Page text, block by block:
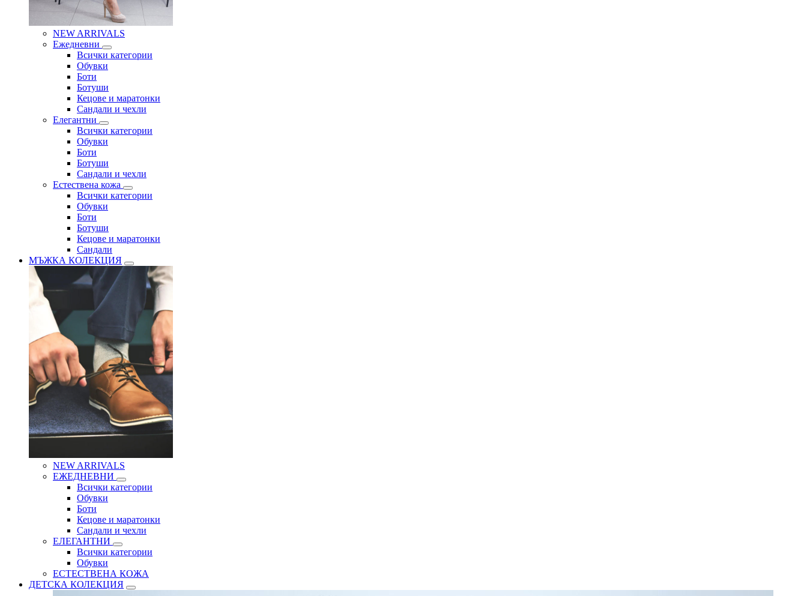
NEW ARRIVALS
Ежедневни
Всички категории
Обувки
Боти
Ботуши
Кецове и маратонки
Сандали и чехли
Елегантни
Всички категории
Обувки
Боти
Ботуши
Сандали и чехли
Естествена кожа
Всички категории
Обувки
Боти
Ботуши
Кецове и маратонки
Сандали
МЪЖКА КОЛЕКЦИЯ
NEW ARRIVALS
ЕЖЕДНЕВНИ
Всички категории
Обувки
Боти
Кецове и маратонки
Сандали и чехли
ЕЛЕГАНТНИ
Всички категории
Обувки
ЕСТЕСТВЕНА КОЖА
ДЕТСКА КОЛЕКЦИЯ